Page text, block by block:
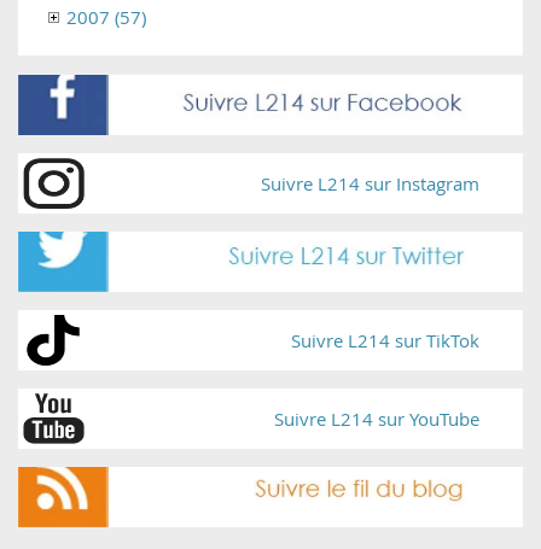
2007 (57)
Suivre L214 sur Instagram
Suivre L214 sur TikTok
Suivre L214 sur YouTube